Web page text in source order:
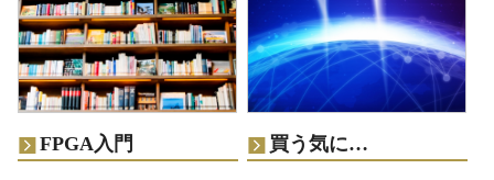
FPGA入門 買う気に…